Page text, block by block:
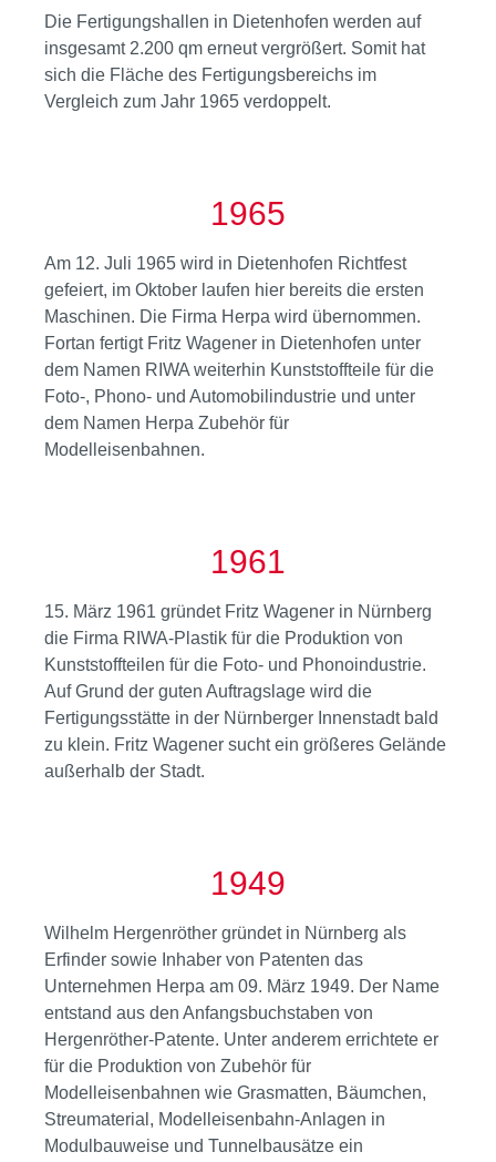
Die Fertigungshallen in Dietenhofen werden auf
insgesamt 2.200 qm erneut vergrößert. Somit hat
sich die Fläche des Fertigungsbereichs im
Vergleich zum Jahr 1965 verdoppelt.
1965
Am 12. Juli 1965 wird in Dietenhofen Richtfest
gefeiert, im Oktober laufen hier bereits die ersten
Maschinen. Die Firma Herpa wird übernommen.
Fortan fertigt Fritz Wagener in Dietenhofen unter
dem Namen RIWA weiterhin Kunststoffteile für die
Foto-, Phono- und Automobilindustrie und unter
dem Namen Herpa Zubehör für
Modelleisenbahnen.
1961
15. März 1961 gründet Fritz Wagener in Nürnberg
die Firma RIWA-Plastik für die Produktion von
Kunststoffteilen für die Foto- und Phonoindustrie.
Auf Grund der guten Auftragslage wird die
Fertigungsstätte in der Nürnberger Innenstadt bald
zu klein. Fritz Wagener sucht ein größeres Gelände
außerhalb der Stadt.
1949
Wilhelm Hergenröther gründet in Nürnberg als
Erfinder sowie Inhaber von Patenten das
Unternehmen Herpa am 09. März 1949. Der Name
entstand aus den Anfangsbuchstaben von
Hergenröther-Patente. Unter anderem errichtete er
für die Produktion von Zubehör für
Modelleisenbahnen wie Grasmatten, Bäumchen,
Streumaterial, Modelleisenbahn-Anlagen in
Modulbauweise und Tunnelbausätze ein